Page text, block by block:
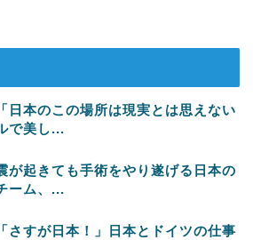
日本のこの場所は現実とは思えない
で美し...
が起きても手術をやり遂げる日本の
ーム、...
さすが日本！」日本とドイツの仕事